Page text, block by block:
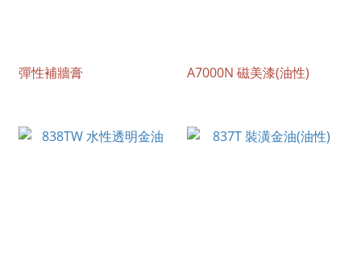
彈性補牆膏 A7000N 磁美漆(油性)